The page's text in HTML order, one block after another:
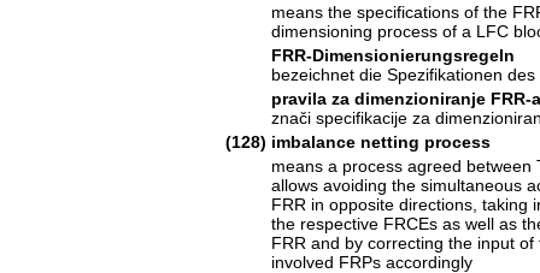
means the specifications of the
dimensioning process of a LFC
FRR-Dimensionierungsregeln
bezeichnet die Spezifikationen
pravila za dimenzioniranje FRR-a
znači specifikacije za
(128) imbalance netting process
means a process agreed between
allows avoiding the simultaneous
FRR in opposite directions, taking
the respective FRCEs as well as
FRR and by correcting the input of
involved FRPs accordingly